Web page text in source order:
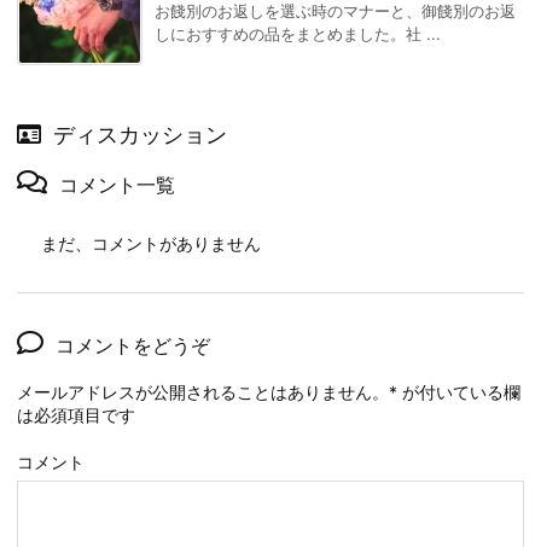
お餞別のお返しを選ぶ時のマナーと、御餞別のお返
しにおすすめの品をまとめました。社 ...
ディスカッション
コメント一覧
まだ、コメントがありません
コメントをどうぞ
メールアドレスが公開されることはありません。 * が付いている欄
は必須項目です
コメント